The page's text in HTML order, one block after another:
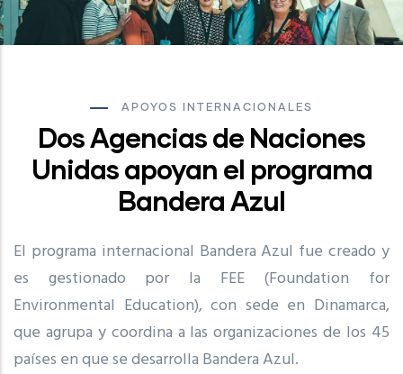
APOYOS INTERNACIONALES
Dos Agencias de Naciones
Unidas apoyan el programa
Bandera Azul
El programa internacional Bandera Azul fue creado y
es gestionado por la FEE (Foundation for
Environmental Education), con sede en Dinamarca,
que agrupa y coordina a las organizaciones de los 45
países en que se desarrolla Bandera Azul.